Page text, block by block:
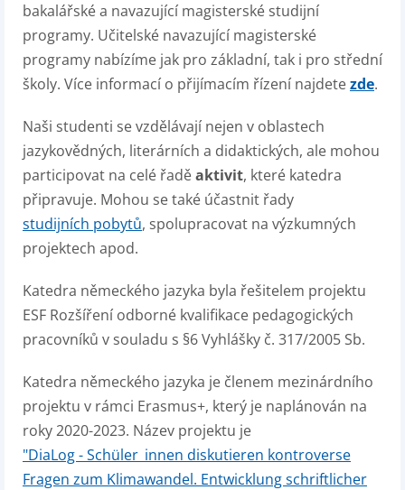
bakalářské a navazující magisterské studijní
programy. Učitelské navazující magisterské
programy nabízíme jak pro základní, tak i pro střední
školy. Více informací o přijímacím řízení najdetezde.
Naši studenti se vzdělávají nejen v oblastech
jazykovědných, literárních a didaktických, ale mohou
participovat na celé řaděaktivit, které katedra
připravuje. Mohou se také účastnit řady
studijních pobytů, spolupracovat na výzkumných
projektech apod.
Katedra německého jazyka byla řešitelem projektu
ESF Rozšíření odborné kvalifikace pedagogických
pracovníků v souladu s §6 Vyhlášky č. 317/2005 Sb.
Katedra německého jazyka je členem mezinárdního
projektu v rámci Erasmus+, který je naplánován na
roky 2020-2023. Název projektu je
"DiaLog - Schüler_innen diskutieren kontroverse
Fragen zum Klimawandel. Entwicklung schriftlicher